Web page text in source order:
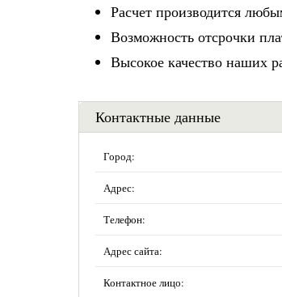
Расчет производится
Возможность отсрочки
Высокое качество наших
Контактные данные
Город:
Адрес:
Телефон:
Адрес сайта:
Контактное лицо: